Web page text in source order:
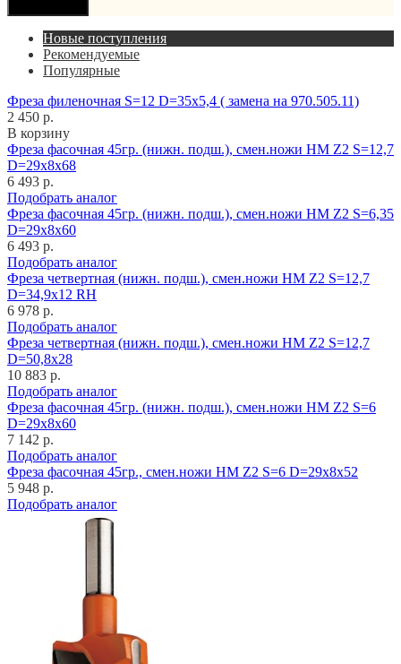
Новые поступления
Рекомендуемые
Популярные
Фреза филеночная S=12 D=35x5,4 ( замена на 970.505.11)
2 450 р.
В корзину
Фреза фасочная 45гр. (нижн. подш.), смен.ножи HM Z2 S=12,7
D=29x8x68
6 493 р.
Подобрать аналог
Фреза фасочная 45гр. (нижн. подш.), смен.ножи HM Z2 S=6,35
D=29x8x60
6 493 р.
Подобрать аналог
Фреза четвертная (нижн. подш.), смен.ножи HM Z2 S=12,7
D=34,9x12 RH
6 978 р.
Подобрать аналог
Фреза четвертная (нижн. подш.), смен.ножи HM Z2 S=12,7
D=50,8x28
10 883 р.
Подобрать аналог
Фреза фасочная 45гр. (нижн. подш.), смен.ножи HM Z2 S=6
D=29x8x60
7 142 р.
Подобрать аналог
Фреза фасочная 45гр., смен.ножи HM Z2 S=6 D=29x8x52
5 948 р.
Подобрать аналог